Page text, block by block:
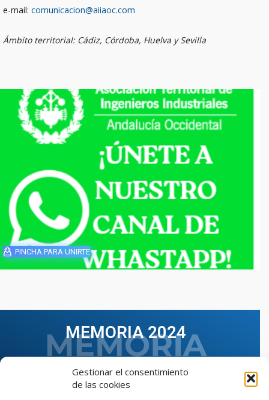
Gestionar el consentimiento
de las cookies
e-mail: comunicacion@aiiaoc.com
Ámbito territorial: Cádiz, Córdoba, Huelva y Sevilla
PINCHA PARA UNIRTE
MEMORIA 2024